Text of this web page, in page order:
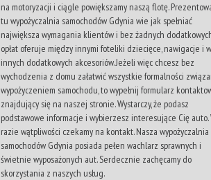
na motoryzacji i ciągle powiększamy naszą flotę.
tu wypożyczalnia samochodów Gdynia wie jak spełniać
największa wymagania klientów i bez żadnych
opłat oferuje między innymi foteliki dziecięce, nawigacje i
innych dodatkowych akcesoriów. Jeżeli więc chcesz bez
wychodzenia z domu załatwić wszystkie formalności
wypożyczeniem samochodu, to wypełnij formularz
znajdujący się na naszej stronie. Wystarczy, że podasz
podstawowe informacje i wybierzesz interesujące Cię auto.
razie wątpliwości czekamy na kontakt. Nasza wypożyczalnia
samochodów Gdynia posiada pełen wachlarz sprawnych i
świetnie wyposażonych aut. Serdecznie zachęcamy do
skorzystania z naszych usług.